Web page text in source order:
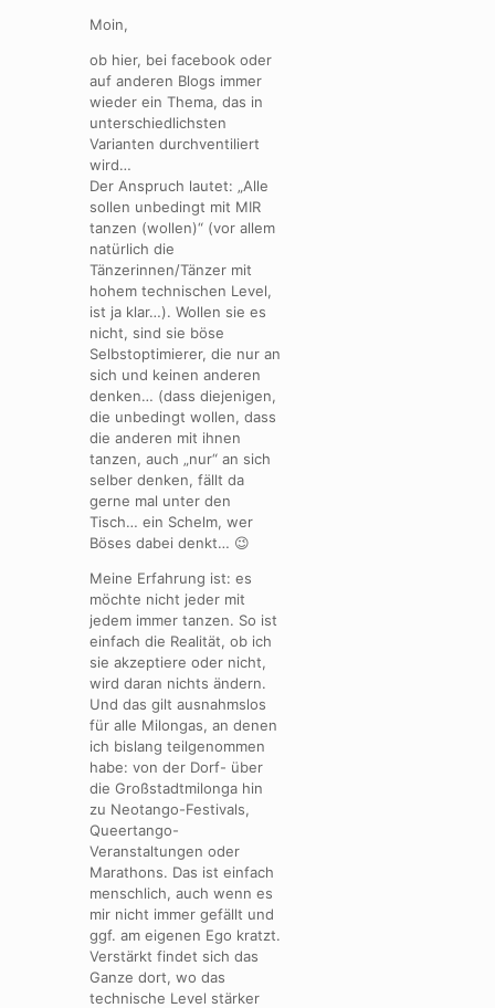
Moin,
ob hier, bei facebook oder
auf anderen Blogs immer
wieder ein Thema, das in
unterschiedlichsten
Varianten durchventiliert
wird…
Der Anspruch lautet: „Alle
sollen unbedingt mit MIR
tanzen (wollen)“ (vor allem
natürlich die
Tänzerinnen/Tänzer mit
hohem technischen Level,
ist ja klar…). Wollen sie es
nicht, sind sie böse
Selbstoptimierer, die nur an
sich und keinen anderen
denken… (dass diejenigen,
die unbedingt wollen, dass
die anderen mit ihnen
tanzen, auch „nur“ an sich
selber denken, fällt da
gerne mal unter den
Tisch… ein Schelm, wer
Böses dabei denkt… 😉
Meine Erfahrung ist: es
möchte nicht jeder mit
jedem immer tanzen. So ist
einfach die Realität, ob ich
sie akzeptiere oder nicht,
wird daran nichts ändern.
Und das gilt ausnahmslos
für alle Milongas, an denen
ich bislang teilgenommen
habe: von der Dorf- über
die Großstadtmilonga hin
zu Neotango-Festivals,
Queertango-
Veranstaltungen oder
Marathons. Das ist einfach
menschlich, auch wenn es
mir nicht immer gefällt und
ggf. am eigenen Ego kratzt.
Verstärkt findet sich das
Ganze dort, wo das
technische Level stärker